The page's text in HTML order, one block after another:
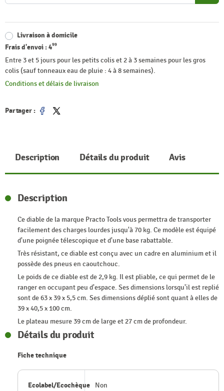
Livraison à domicile
Frais d'envoi :499
Entre 3 et 5 jours pour les petits colis et 2 à 3 semaines pour les gros
colis (sauf tonneaux eau de pluie : 4 à 8 semaines).
Conditions et délais de livraison
Partager :
Partager
Tweet
Description Détails du produit Avis
Description
Ce diable de la marque Practo Tools vous permettra de transporter
facilement des charges lourdes jusqu'à 70 kg. Ce modèle est équipé
d'une poignée télescopique et d'une base rabattable.
Très résistant, ce diable est conçu avec un cadre en aluminium et il
possède des pneus en caoutchouc.
Le poids de ce diable est de 2,9 kg. Il est pliable, ce qui permet de le
ranger en occupant peu d'espace. Ses dimensions lorsqu'il est replié
sont de 63 x 39 x 5,5 cm. Ses dimensions déplié sont quant à elles de
39 x 40,5 x 100 cm.
Le plateau mesure 39 cm de large et 27 cm de profondeur.
Détails du produit
Fiche technique
Ecolabel/Ecochèque Non